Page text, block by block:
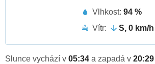
Vlhkost: 94 %
Vítr:
S, 0 km/h
Slunce vychází v 05:34 a zapadá v 20:29